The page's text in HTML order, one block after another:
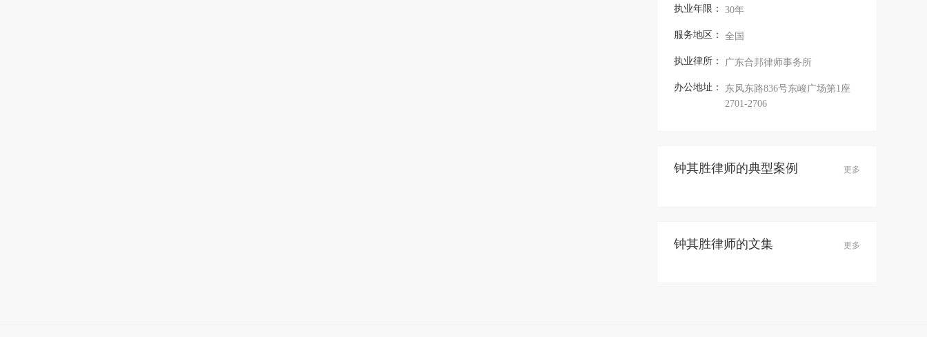
执业年限： 30年
服务地区： 全国
执业律所： 广东合邦律师事务所
办公地址：
东风东路836号东峻广场第1座
2701-2706
更多
钟其胜律师的典型案例
更多
钟其胜律师的文集